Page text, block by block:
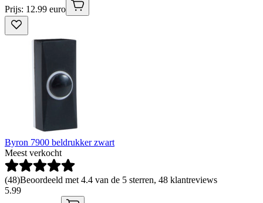
Prijs: 12.99 euro
Byron 7900 beldrukker zwart
Meest verkocht
(48)Beoordeeld met 4.4 van de 5 sterren, 48 klantreviews
5.99